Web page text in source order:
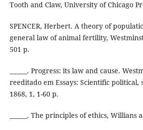
Tooth and Claw, University of Chicago
SPENCER, Herbert. A theory of
general law of animal fertility,
501 p.
______. Progress: its law and cause.
reeditado em Essays: Scientific political,
1868, 1, 1-60 p.
______. The principles of ethics, Willians